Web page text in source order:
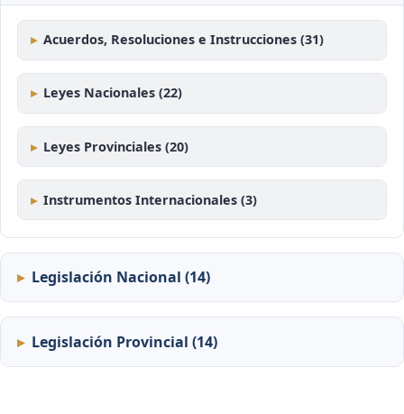
Acuerdos, Resoluciones e Instrucciones (31)
Leyes Nacionales (22)
Leyes Provinciales (20)
Instrumentos Internacionales (3)
Legislación Nacional (14)
Legislación Provincial (14)